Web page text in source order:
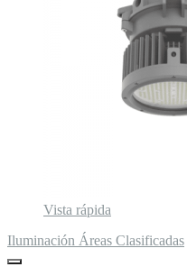
Vista rápida
Iluminación Áreas Clasificadas